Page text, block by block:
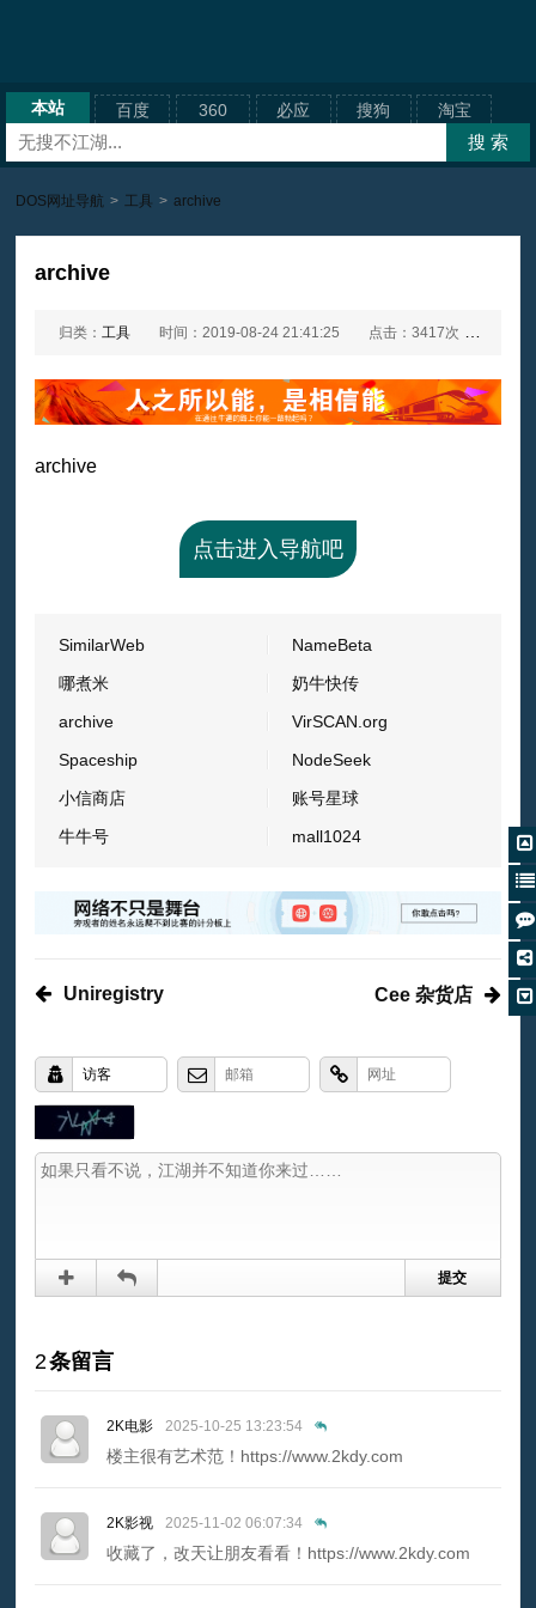
本站 百度 360 必应 搜狗 淘宝
DOS网址导航 > 工具 > archive
archive
归类：工具 时间：2019-08-24 21:41:25 点击：3417次
archive
点击进入导航吧
SimilarWeb
NameBeta
哪煮米
奶牛快传
archive
VirSCAN.org
Spaceship
NodeSeek
小信商店
账号星球
牛牛号
mall1024
Uniregistry Cee 杂货店
2条留言
2K电影 2025-10-25 13:23:54
楼主很有艺术范！https://www.2kdy.com
2K影视 2025-11-02 06:07:34
收藏了，改天让朋友看看！https://www.2kdy.com